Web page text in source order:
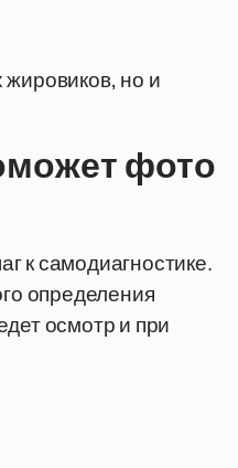
но и
фото
к самодиагностике.
определения
осмотр и при